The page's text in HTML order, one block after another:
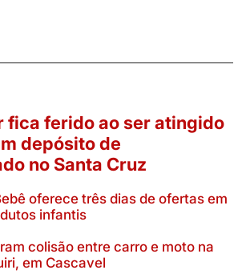
fica ferido ao ser atingido
depósito de
no Santa Cruz
oferece três dias de ofertas em
infantis
colisão entre carro e moto na
em Cascavel